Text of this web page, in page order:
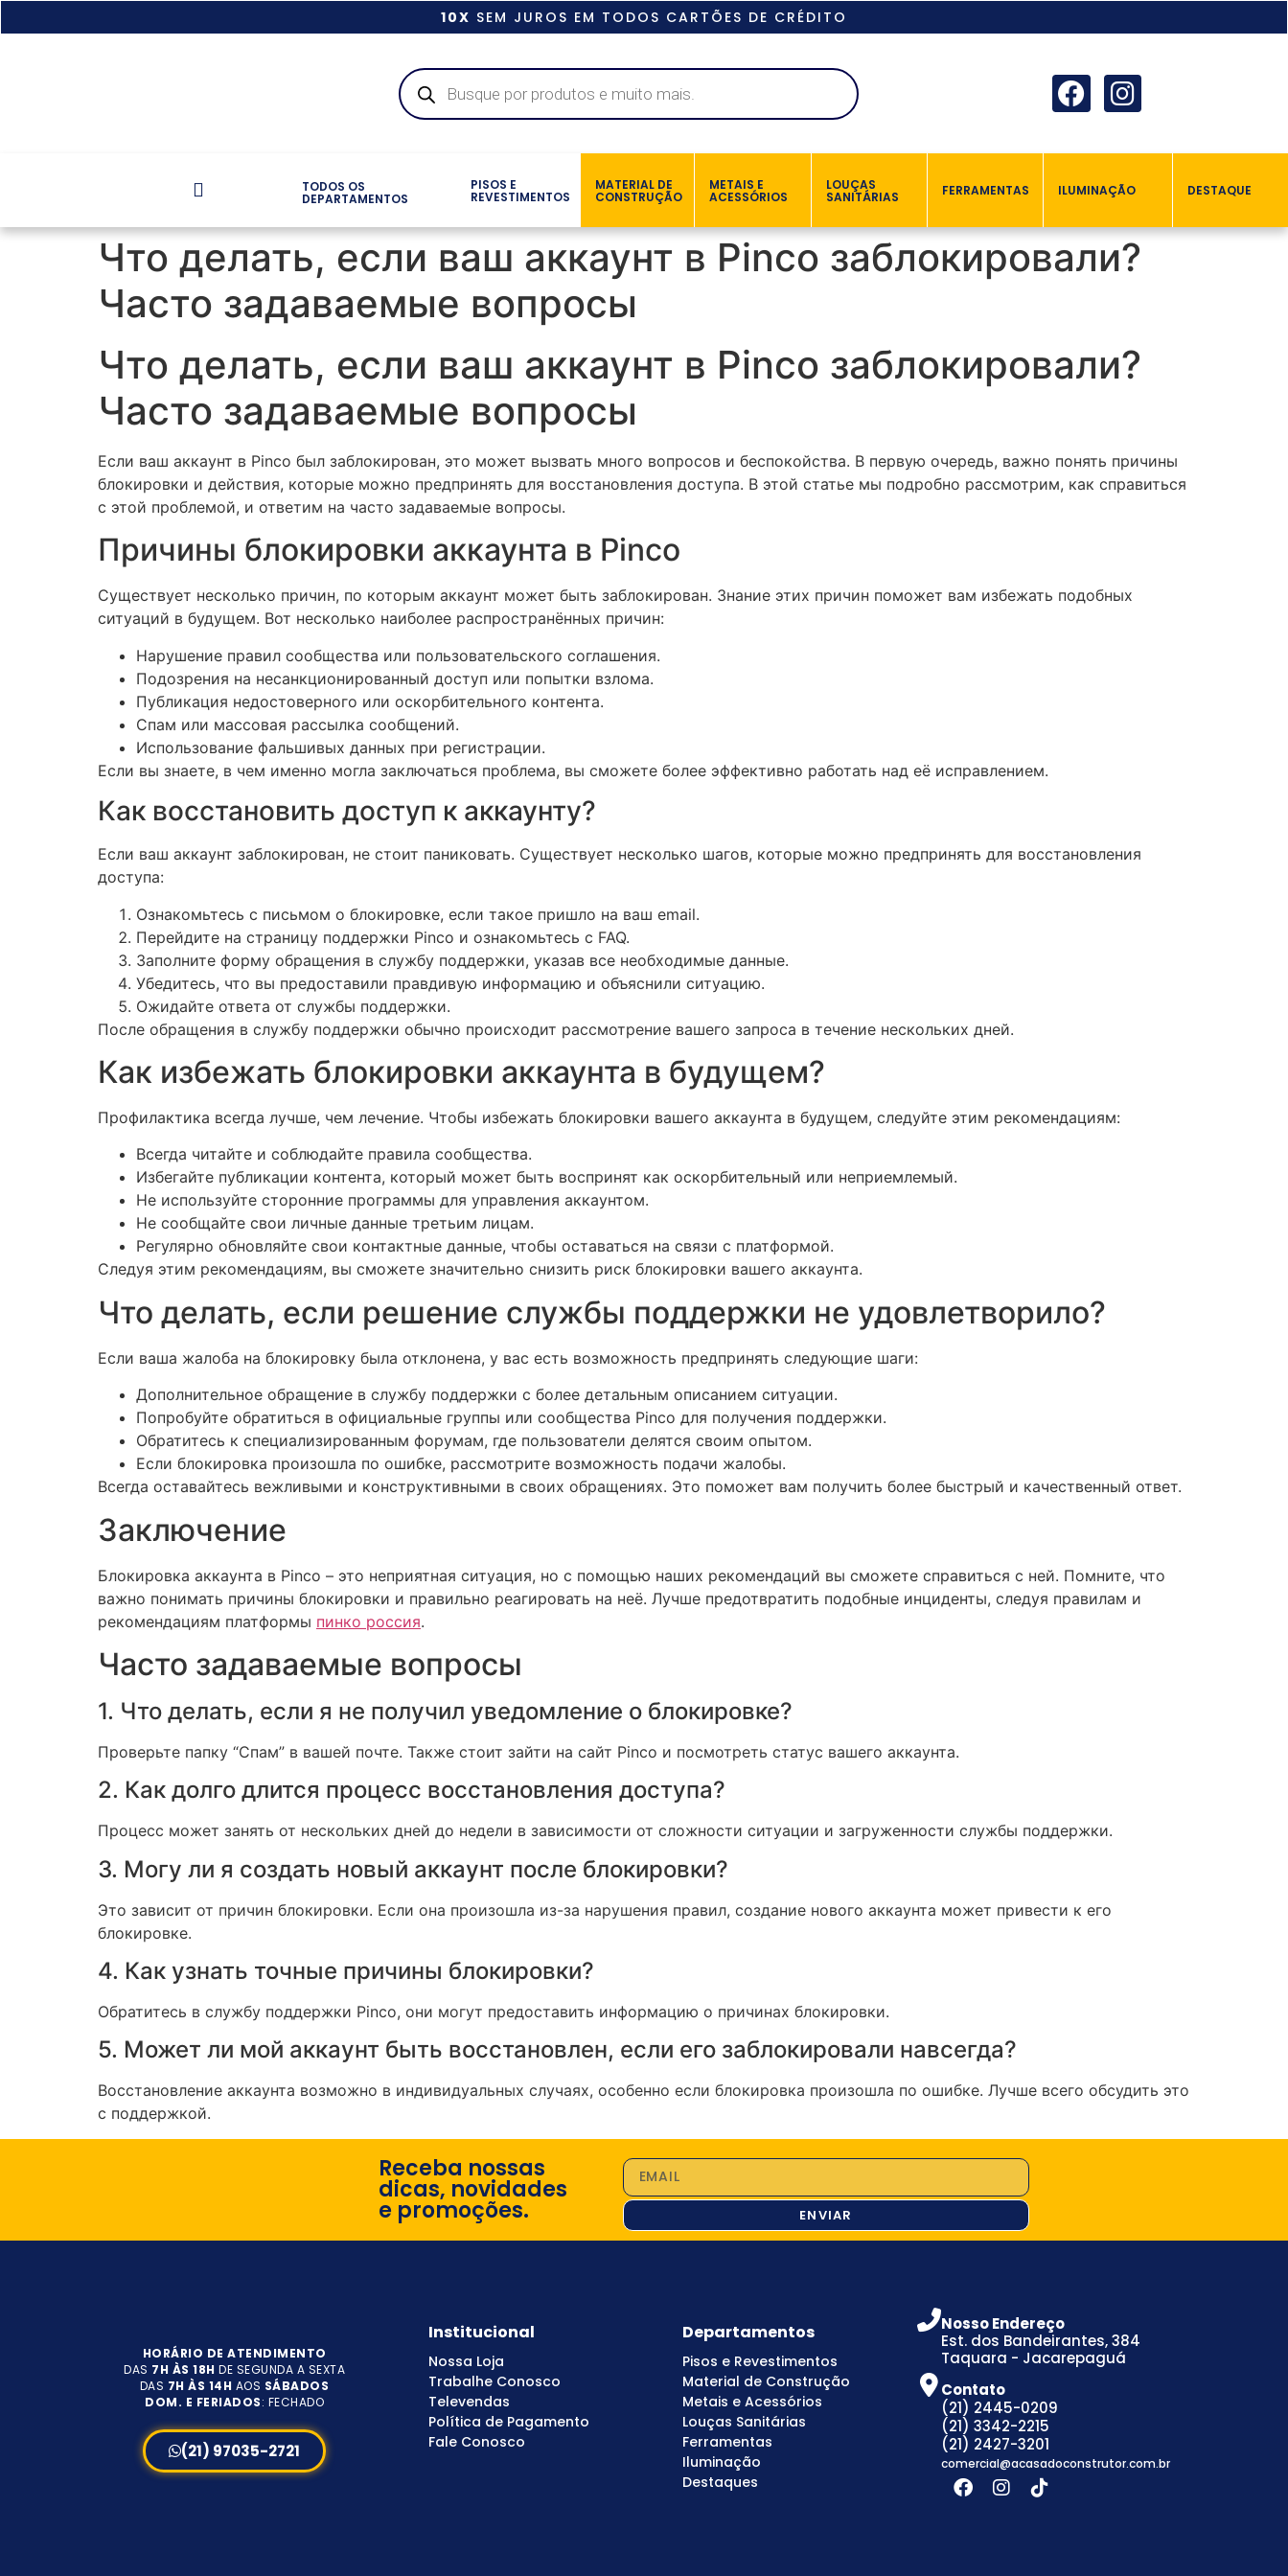
10X SEM JUROS EM TODOS CARTÕES DE CRÉDITO
TODOS OS
DEPARTAMENTOS
PISOS E
REVESTIMENTOS
MATERIAL DE
CONSTRUÇÃO
METAIS E
ACESSÓRIOS
LOUÇAS
SANITÁRIAS FERRAMENTAS ILUMINAÇÃO DESTAQUE
Что делать, если ваш аккаунт в Pinco заблокировали?
Часто задаваемые вопросы
Что делать, если ваш аккаунт в Pinco заблокировали?
Часто задаваемые вопросы
Если ваш аккаунт в Pinco был заблокирован, это может вызвать много вопросов и беспокойства. В первую очередь, важно понять причины
блокировки и действия, которые можно предпринять для восстановления доступа. В этой статье мы подробно рассмотрим, как справиться
с этой проблемой, и ответим на часто задаваемые вопросы.
Причины блокировки аккаунта в Pinco
Существует несколько причин, по которым аккаунт может быть заблокирован. Знание этих причин поможет вам избежать подобных
ситуаций в будущем. Вот несколько наиболее распространённых причин:
Нарушение правил сообщества или пользовательского соглашения.
Подозрения на несанкционированный доступ или попытки взлома.
Публикация недостоверного или оскорбительного контента.
Спам или массовая рассылка сообщений.
Использование фальшивых данных при регистрации.
Если вы знаете, в чем именно могла заключаться проблема, вы сможете более эффективно работать над её исправлением.
Как восстановить доступ к аккаунту?
Если ваш аккаунт заблокирован, не стоит паниковать. Существует несколько шагов, которые можно предпринять для восстановления
доступа:
Ознакомьтесь с письмом о блокировке, если такое пришло на ваш email.
Перейдите на страницу поддержки Pinco и ознакомьтесь с FAQ.
Заполните форму обращения в службу поддержки, указав все необходимые данные.
Убедитесь, что вы предоставили правдивую информацию и объяснили ситуацию.
Ожидайте ответа от службы поддержки.
После обращения в службу поддержки обычно происходит рассмотрение вашего запроса в течение нескольких дней.
Как избежать блокировки аккаунта в будущем?
Профилактика всегда лучше, чем лечение. Чтобы избежать блокировки вашего аккаунта в будущем, следуйте этим рекомендациям:
Всегда читайте и соблюдайте правила сообщества.
Избегайте публикации контента, который может быть воспринят как оскорбительный или неприемлемый.
Не используйте сторонние программы для управления аккаунтом.
Не сообщайте свои личные данные третьим лицам.
Регулярно обновляйте свои контактные данные, чтобы оставаться на связи с платформой.
Следуя этим рекомендациям, вы сможете значительно снизить риск блокировки вашего аккаунта.
Что делать, если решение службы поддержки не удовлетворило?
Если ваша жалоба на блокировку была отклонена, у вас есть возможность предпринять следующие шаги:
Дополнительное обращение в службу поддержки с более детальным описанием ситуации.
Попробуйте обратиться в официальные группы или сообщества Pinco для получения поддержки.
Обратитесь к специализированным форумам, где пользователи делятся своим опытом.
Если блокировка произошла по ошибке, рассмотрите возможность подачи жалобы.
Всегда оставайтесь вежливыми и конструктивными в своих обращениях. Это поможет вам получить более быстрый и качественный ответ.
Заключение
Блокировка аккаунта в Pinco – это неприятная ситуация, но с помощью наших рекомендаций вы сможете справиться с ней. Помните, что
важно понимать причины блокировки и правильно реагировать на неё. Лучше предотвратить подобные инциденты, следуя правилам и
рекомендациям платформы пинко россия.
Часто задаваемые вопросы
1. Что делать, если я не получил уведомление о блокировке?
Проверьте папку “Спам” в вашей почте. Также стоит зайти на сайт Pinco и посмотреть статус вашего аккаунта.
2. Как долго длится процесс восстановления доступа?
Процесс может занять от нескольких дней до недели в зависимости от сложности ситуации и загруженности службы поддержки.
3. Могу ли я создать новый аккаунт после блокировки?
Это зависит от причин блокировки. Если она произошла из-за нарушения правил, создание нового аккаунта может привести к его
блокировке.
4. Как узнать точные причины блокировки?
Обратитесь в службу поддержки Pinco, они могут предоставить информацию о причинах блокировки.
5. Может ли мой аккаунт быть восстановлен, если его заблокировали навсегда?
Восстановление аккаунта возможно в индивидуальных случаях, особенно если блокировка произошла по ошибке. Лучше всего обсудить это
с поддержкой.
Receba nossas
dicas, novidades
e promoções. ENVIAR
HORÁRIO DE ATENDIMENTO
DAS 7H ÀS 18H DE SEGUNDA A SEXTA
DAS 7H ÀS 14H AOS SÁBADOS
DOM. E FERIADOS: FECHADO
(21) 97035-2721
Institucional
Nossa Loja
Trabalhe Conosco
Televendas
Política de Pagamento
Fale Conosco
Departamentos
Pisos e Revestimentos
Material de Construção
Metais e Acessórios
Louças Sanitárias
Ferramentas
Iluminação
Destaques
Nosso Endereço
Est. dos Bandeirantes, 384
Taquara - Jacarepaguá
Contato
(21) 2445-0209
(21) 3342-2215
(21) 2427-3201
comercial@acasadoconstrutor.com.br